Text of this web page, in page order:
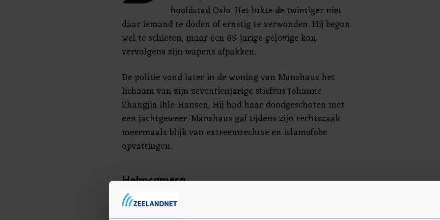
hoofdstad Oslo. Het lukte de twintiger niet
daar iemand te doden of ernstig te verwonden. Hij begon
wel te schieten, maar een 65-jarige gelovige kon
vervolgens zijn wapens afpakken.
De politie vond later in de woning van Manshaus het
lichaam van zijn zeventienjarige stiefzus Johanne
Zhangjia Ihle-Hansen. Hij had haar doodgeschoten met
een jachtgeweer. Manshaus gaf tijdens zijn rechtszaak
meermaals blijk van extreemrechtse en islamofobe
opvattingen.
Helmcamera
De twintiger droeg tijdens de schietpartij ook een